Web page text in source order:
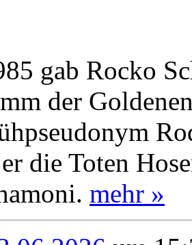
gab Rocko
der
die Toten
mehr »